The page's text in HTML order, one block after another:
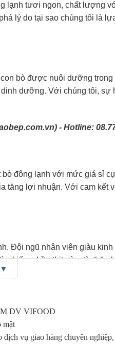
lạnh tươi ngon, chất lượng
lý do tại sao chúng tôi là
bò được nuôi dưỡng
dưỡng. Với chúng tôi, sự
- Hotline:
đông lạnh với mức giá sỉ
lợi nhuận. Với cam kết
Đội ngũ nhân viên giàu
kiếm phần thịt nào, từ thăn
dẫn cho thực đơn của
DV VIFOOD
mật
vụ giao hàng chuyên